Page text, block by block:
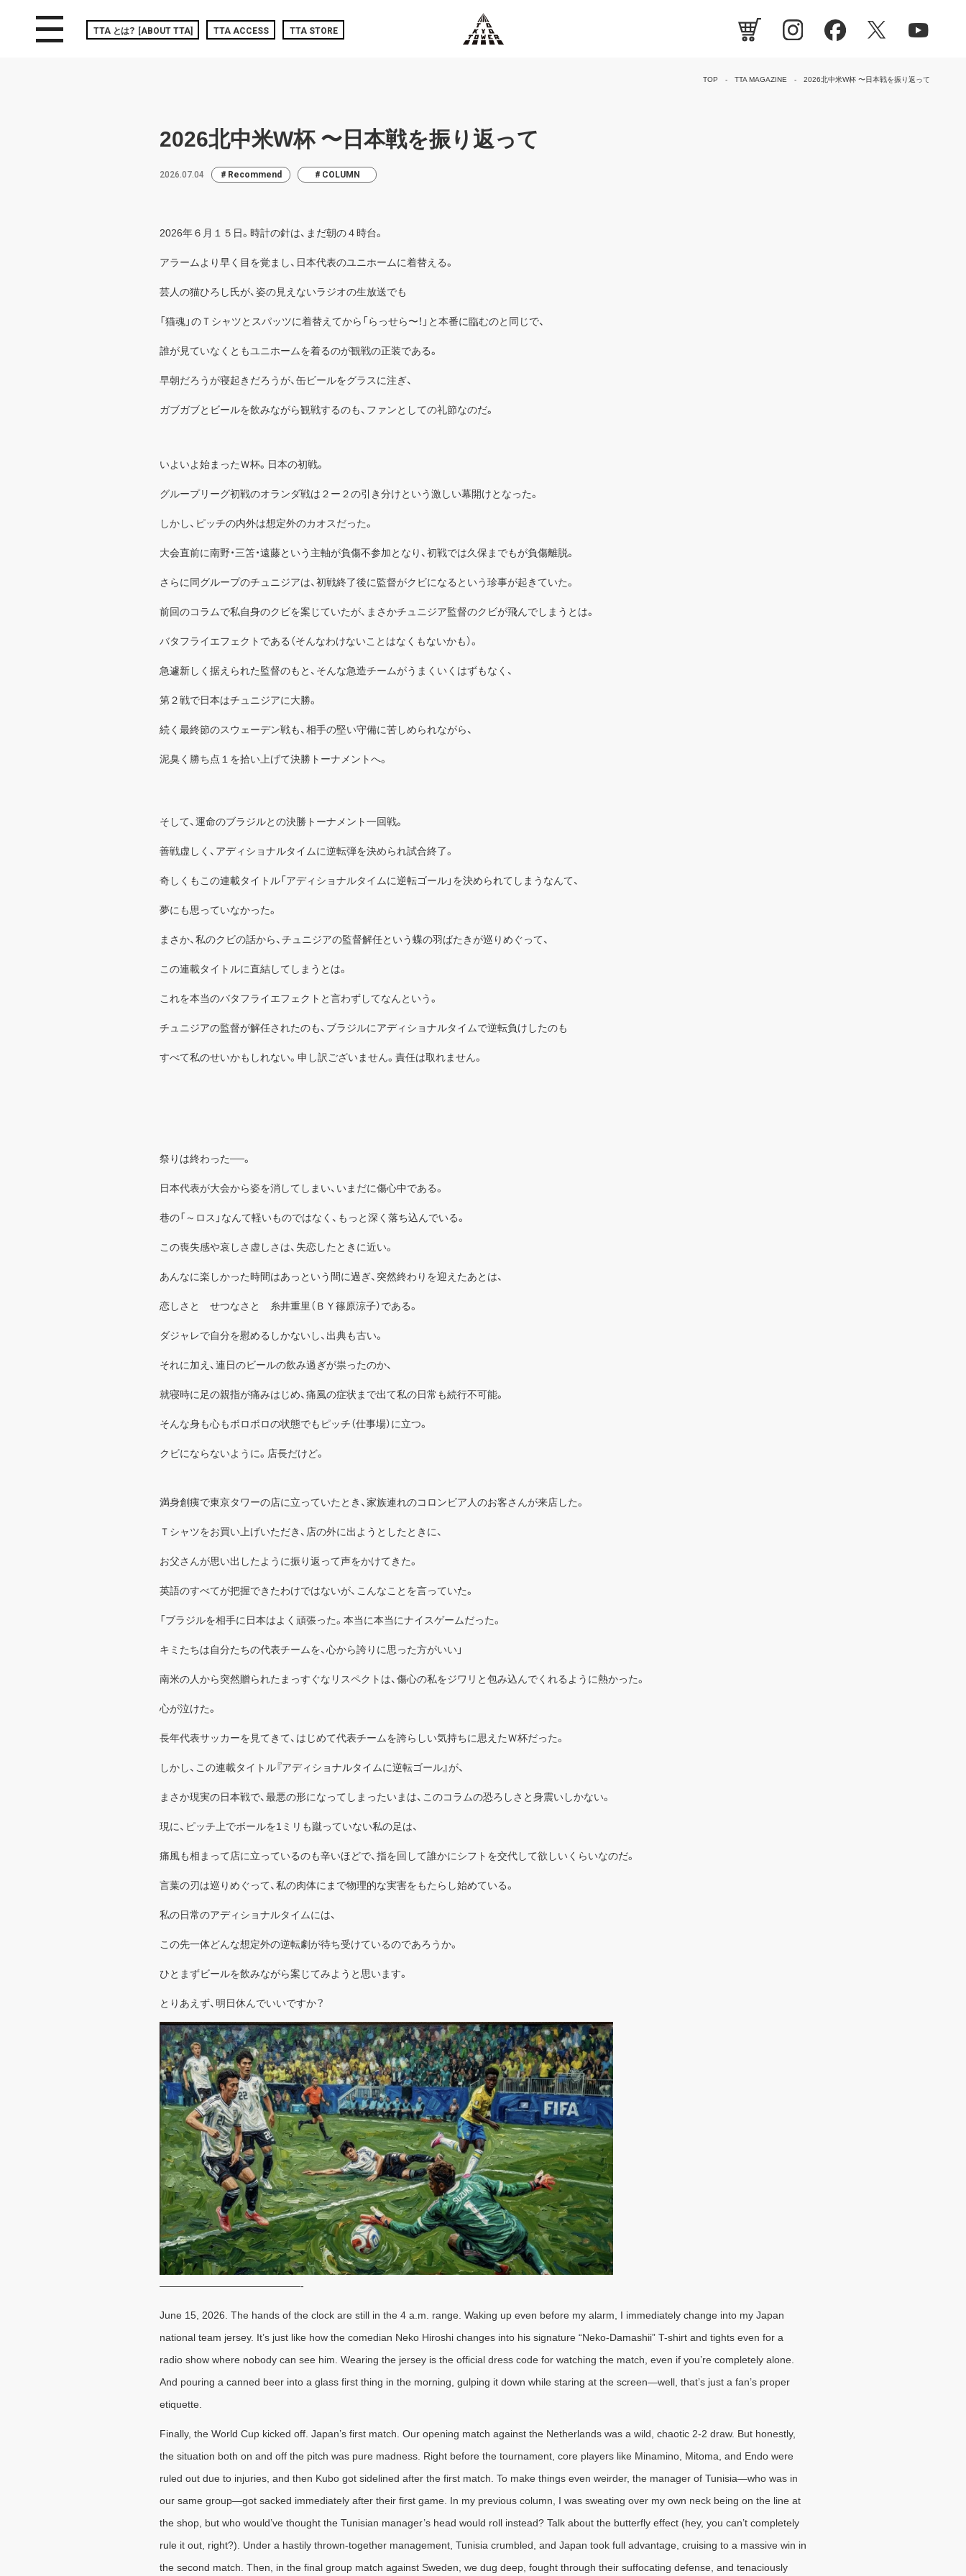
toggle navigation
TTA とは？ [ABOUT TTA] TTA ACCESS TTA STORE
TOP TTA MAGAZINE 2026北中米W杯 〜日本戦を振り返って
2026北中米W杯 〜日本戦を振り返って
2026.07.04 Recommend COLUMN
2026年６月１５日。時計の針は、まだ朝の４時台。
アラームより早く目を覚まし、日本代表のユニホームに着替える。
芸人の猫ひろし氏が、姿の見えないラジオの生放送でも
「猫魂」のＴシャツとスパッツに着替えてから「らっせら〜！」と本番に臨むのと同じで、
誰が見ていなくともユニホームを着るのが観戦の正装である。
早朝だろうが寝起きだろうが、缶ビールをグラスに注ぎ、
ガブガブとビールを飲みながら観戦するのも、ファンとしての礼節なのだ。
いよいよ始まったＷ杯。日本の初戦。
グループリーグ初戦のオランダ戦は２ー２の引き分けという激しい幕開けとなった。
しかし、ピッチの内外は想定外のカオスだった。
大会直前に南野・三笘・遠藤という主軸が負傷不参加となり、初戦では久保までもが負傷離脱。
さらに同グループのチュニジアは、初戦終了後に監督がクビになるという珍事が起きていた。
前回のコラムで私自身のクビを案じていたが、まさかチュニジア監督のクビが飛んでしまうとは。
バタフライエフェクトである（そんなわけないことはなくもないかも）。
急遽新しく据えられた監督のもと、そんな急造チームがうまくいくはずもなく、
第２戦で日本はチュニジアに大勝。
続く最終節のスウェーデン戦も、相手の堅い守備に苦しめられながら、
泥臭く勝ち点１を拾い上げて決勝トーナメントへ。
そして、運命のブラジルとの決勝トーナメント一回戦。
善戦虚しく、アディショナルタイムに逆転弾を決められ試合終了。
奇しくもこの連載タイトル「アディショナルタイムに逆転ゴール」を決められてしまうなんて、
夢にも思っていなかった。
まさか、私のクビの話から、チュニジアの監督解任という蝶の羽ばたきが巡りめぐって、
この連載タイトルに直結してしまうとは。
これを本当のバタフライエフェクトと言わずしてなんという。
チュニジアの監督が解任されたのも、ブラジルにアディショナルタイムで逆転負けしたのも
すべて私のせいかもしれない。申し訳ございません。責任は取れません。
祭りは終わった──。
日本代表が大会から姿を消してしまい、いまだに傷心中である。
巷の「～ロス」なんて軽いものではなく、もっと深く落ち込んでいる。
この喪失感や哀しさ虚しさは、失恋したときに近い。
あんなに楽しかった時間はあっという間に過ぎ、突然終わりを迎えたあとは、
恋しさと せつなさと 糸井重里（ＢＹ篠原涼子）である。
ダジャレで自分を慰めるしかないし、出典も古い。
それに加え、連日のビールの飲み過ぎが祟ったのか、
就寝時に足の親指が痛みはじめ、痛風の症状まで出て私の日常も続行不可能。
そんな身も心もボロボロの状態でもピッチ（仕事場）に立つ。
クビにならないように。店長だけど。
満身創痍で東京タワーの店に立っていたとき、家族連れのコロンビア人のお客さんが来店した。
Ｔシャツをお買い上げいただき、店の外に出ようとしたときに、
お父さんが思い出したように振り返って声をかけてきた。
英語のすべてが把握できたわけではないが、こんなことを言っていた。
「ブラジルを相手に日本はよく頑張った。本当に本当にナイスゲームだった。
キミたちは自分たちの代表チームを、心から誇りに思った方がいい」
南米の人から突然贈られたまっすぐなリスペクトは、傷心の私をジワリと包み込んでくれるように熱かった。
心が泣けた。
長年代表サッカーを見てきて、はじめて代表チームを誇らしい気持ちに思えたＷ杯だった。
しかし、この連載タイトル『アディショナルタイムに逆転ゴール』が、
まさか現実の日本戦で、最悪の形になってしまったいまは、このコラムの恐ろしさと身震いしかない。
現に、ピッチ上でボールを1ミリも蹴っていない私の足は、
痛風も相まって店に立っているのも辛いほどで、指を回して誰かにシフトを交代して欲しいくらいなのだ。
言葉の刃は巡りめぐって、私の肉体にまで物理的な実害をもたらし始めている。
私の日常のアディショナルタイムには、
この先一体どんな想定外の逆転劇が待ち受けているのであろうか。
ひとまずビールを飲みながら案じてみようと思います。
とりあえず、明日休んでいいですか？
――――――――――――――-
June 15, 2026. The hands of the clock are still in the 4 a.m. range. Waking up even before my alarm, I immediately change into my Japan
national team jersey. It’s just like how the comedian Neko Hiroshi changes into his signature “Neko-Damashii” T-shirt and tights even for a
radio show where nobody can see him. Wearing the jersey is the official dress code for watching the match, even if you’re completely alone.
And pouring a canned beer into a glass first thing in the morning, gulping it down while staring at the screen—well, that’s just a fan’s proper
etiquette.
Finally, the World Cup kicked off. Japan’s first match. Our opening match against the Netherlands was a wild, chaotic 2-2 draw. But honestly,
the situation both on and off the pitch was pure madness. Right before the tournament, core players like Minamino, Mitoma, and Endo were
ruled out due to injuries, and then Kubo got sidelined after the first match. To make things even weirder, the manager of Tunisia—who was in
our same group—got sacked immediately after their first game. In my previous column, I was sweating over my own neck being on the line at
the shop, but who would’ve thought the Tunisian manager’s head would roll instead? Talk about the butterfly effect (hey, you can’t completely
rule it out, right?). Under a hastily thrown-together management, Tunisia crumbled, and Japan took full advantage, cruising to a massive win in
the second match. Then, in the final group match against Sweden, we dug deep, fought through their suffocating defense, and tenaciously